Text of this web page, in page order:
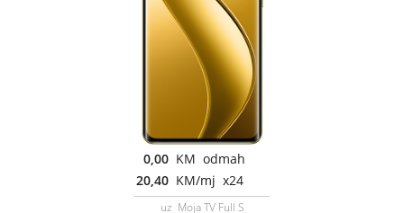
0,00 KM odmah
20,40 KM/mj x24
uz Moja TV Full S